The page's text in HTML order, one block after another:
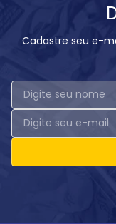
Cadastre seu e-